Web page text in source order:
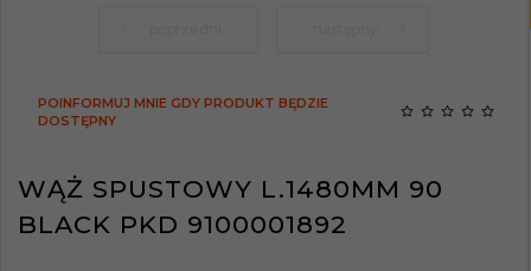
POINFORMUJ MNIE GDY PRODUKT BĘDZIE
DOSTĘPNY
WĄŻ SPUSTOWY L.1480MM 90
BLACK PKD 9100001892